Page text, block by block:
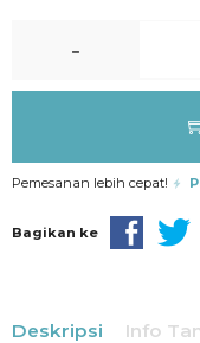
-
Pemesanan lebih cepat!
Bagikan ke
Deskripsi Info